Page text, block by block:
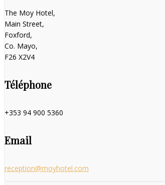
The Moy Hotel,
Main Street,
Foxford,
Co. Mayo,
F26 X2V4
Téléphone
+353 94 900 5360
Email
reception@moyhotel.com